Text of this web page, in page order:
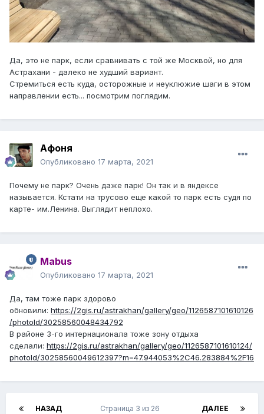
Да, это не парк, если сравнивать с той же Москвой, но для
Астрахани - далеко не худший вариант.
Стремиться есть куда, осторожные и неуклюжие шаги в этом
направлении есть... посмотрим поглядим.
Афоня
Опубликовано 17 марта, 2021
Почему не парк? Очень даже парк! Он так и в яндексе
называется. Кстати на трусово еще какой то парк есть судя по
карте- им.Ленина. Выглядит неплохо.
Mabus
Опубликовано 17 марта, 2021
Да, там тоже парк здорово
обновили: https://2gis.ru/astrakhan/gallery/geo/1126587101610126
/photoId/30258560048434792
В районе 3-го интернационала тоже зону отдыха
сделали: https://2gis.ru/astrakhan/gallery/geo/1126587101610124/
photoId/30258560049612397?m=47.944053%2C46.283884%2F16
НАЗАД ДАЛЕЕ
Страница 3 из 26